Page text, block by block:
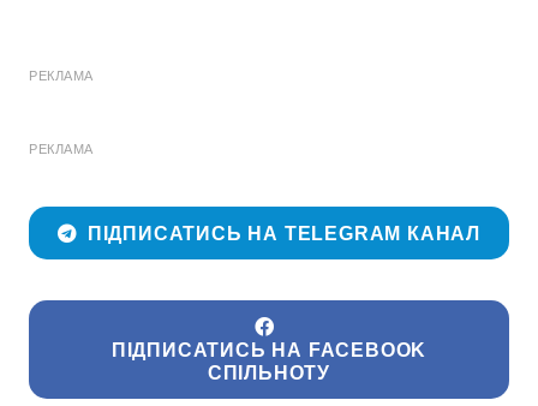
РЕКЛАМА
РЕКЛАМА
ПІДПИСАТИСЬ НА TELEGRAM КАНАЛ
ПІДПИСАТИСЬ НА FACEBOOK
СПІЛЬНОТУ